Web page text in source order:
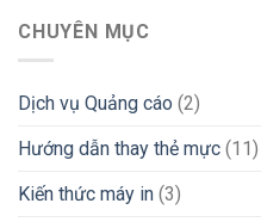
CHUYÊN MỤC
Dịch vụ Quảng cáo (2)
Hướng dẫn thay thẻ mực (11)
Kiến thức máy in (3)